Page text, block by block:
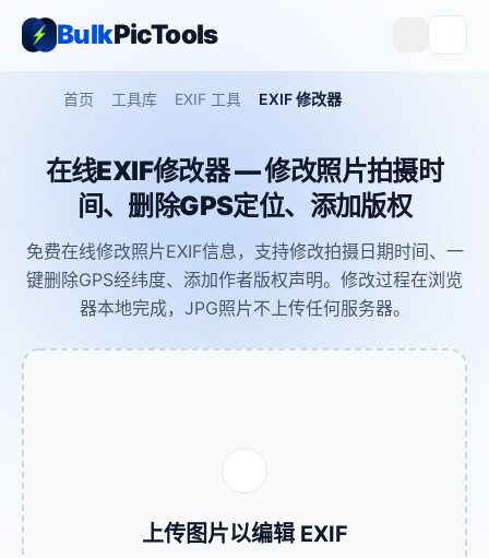
BulkPicTools
首页 工具库 EXIF 工具 EXIF 修改器
在线EXIF修改器 — 修改照片拍摄时
间、删除GPS定位、添加版权
免费在线修改照片EXIF信息，支持修改拍摄日期时间、一
键删除GPS经纬度、添加作者版权声明。修改过程在浏览
器本地完成，JPG照片不上传任何服务器。
上传图片以编辑 EXIF